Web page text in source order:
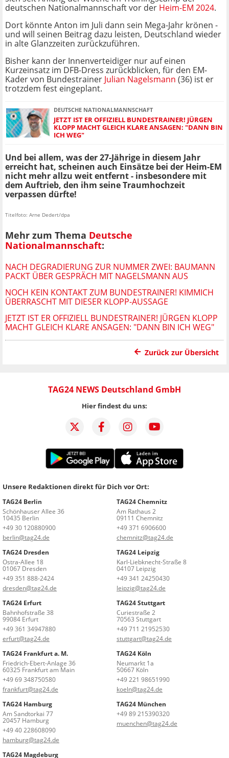
deutschen Nationalmannschaft vor der Heim-EM 2024.
Dort könnte Anton im Juli dann sein Mega-Jahr krönen -
und will seinen Beitrag dazu leisten, Deutschland wieder
in alte Glanzzeiten zurückzuführen.
Bisher kann der Innenverteidiger nur auf einen
Kurzeinsatz im DFB-Dress zurückblicken, für den EM-
Kader von Bundestrainer Julian Nagelsmann (36) ist er
trotzdem fest eingeplant.
DEUTSCHE NATIONALMANNSCHAFT
JETZT IST ER OFFIZIELL BUNDESTRAINER! JÜRGEN
KLOPP MACHT GLEICH KLARE ANSAGEN: "DANN BIN
ICH WEG"
Und bei allem, was der 27-Jährige in diesem Jahr
erreicht hat, scheinen auch Einsätze bei der Heim-EM
nicht mehr allzu weit entfernt - insbesondere mit
dem Auftrieb, den ihm seine Traumhochzeit
verpassen dürfte!
Titelfoto: Arne Dedert/dpa
Mehr zum Thema Deutsche
Nationalmannschaft:
NACH DEGRADIERUNG ZUR NUMMER ZWEI: BAUMANN
PACKT ÜBER GESPRÄCH MIT NAGELSMANN AUS
NOCH KEIN KONTAKT ZUM BUNDESTRAINER! KIMMICH
ÜBERRASCHT MIT DIESER KLOPP-AUSSAGE
JETZT IST ER OFFIZIELL BUNDESTRAINER! JÜRGEN KLOPP
MACHT GLEICH KLARE ANSAGEN: "DANN BIN ICH WEG"
Zurück zur Übersicht
TAG24 NEWS Deutschland GmbH
Hier findest du uns:
Unsere Redaktionen direkt für Dich vor Ort:
TAG24 Berlin
Schönhauser Allee 36
10435 Berlin
+49 30 120880900
berlin@tag24.de
TAG24 Chemnitz
Am Rathaus 2
09111 Chemnitz
+49 371 6906600
chemnitz@tag24.de
TAG24 Dresden
Ostra-Allee 18
01067 Dresden
+49 351 888-2424
dresden@tag24.de
TAG24 Leipzig
Karl-Liebknecht-Straße 8
04107 Leipzig
+49 341 24250430
leipzig@tag24.de
TAG24 Erfurt
Bahnhofstraße 38
99084 Erfurt
+49 361 34947880
erfurt@tag24.de
TAG24 Stuttgart
Curiestraße 2
70563 Stuttgart
+49 711 21952530
stuttgart@tag24.de
TAG24 Frankfurt a. M.
Friedrich-Ebert-Anlage 36
60325 Frankfurt am Main
+49 69 348750580
frankfurt@tag24.de
TAG24 Köln
Neumarkt 1a
50667 Köln
+49 221 98651990
koeln@tag24.de
TAG24 Hamburg
Am Sandtorkai 77
20457 Hamburg
+49 40 228608090
hamburg@tag24.de
TAG24 München
+49 89 215390320
muenchen@tag24.de
TAG24 Magdeburg